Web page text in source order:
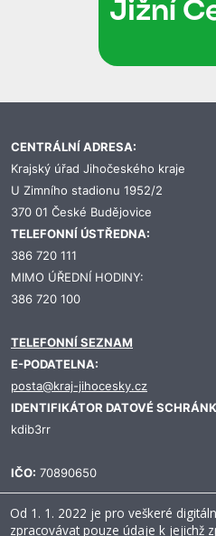
Jižní
CENTRÁLNÍ ADRESA:
Krajský úřad Jihočeského kraje
U Zimního stadionu 1952/2
370 01 České Budějovice
TELEFONNÍ ÚSTŘEDNA:
386 720 111
MIMO ÚŘEDNÍ HODINY:
386 720 100
TELEFONNÍ SEZNAM
E-PODATELNA:
posta@kraj-jihocesky.cz
IDENTIFIKÁTOR DATOVÉ
kdib3rr
IČO: 70890650
Od 1. 1. 2022 je pro veškeré
zpracovávat pouze údaje k jejichž